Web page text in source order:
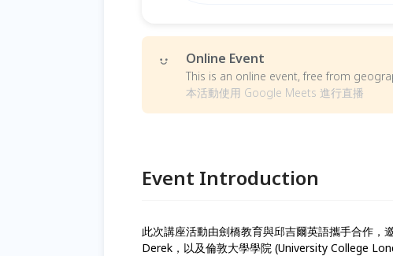
Online Event
This is an online event, free from
本活動使用 Google Meets 進行直播
Event Introduction
此次講座活動由劍橋教育與邱吉爾英語攜手合作
Derek，以及倫敦大學學院 (University College